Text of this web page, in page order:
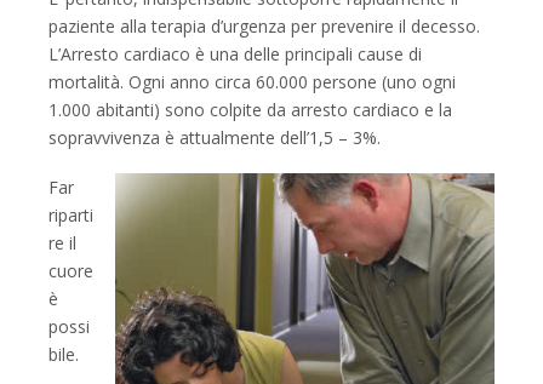
paziente alla terapia d’urgenza per prevenire il decesso.
L’Arresto cardiaco è una delle principali cause di
mortalità. Ogni anno circa 60.000 persone (uno ogni
1.000 abitanti) sono colpite da arresto cardiaco e la
sopravvivenza è attualmente dell’1,5 – 3%.
Far
riparti
re il
cuore
è
possi
bile.